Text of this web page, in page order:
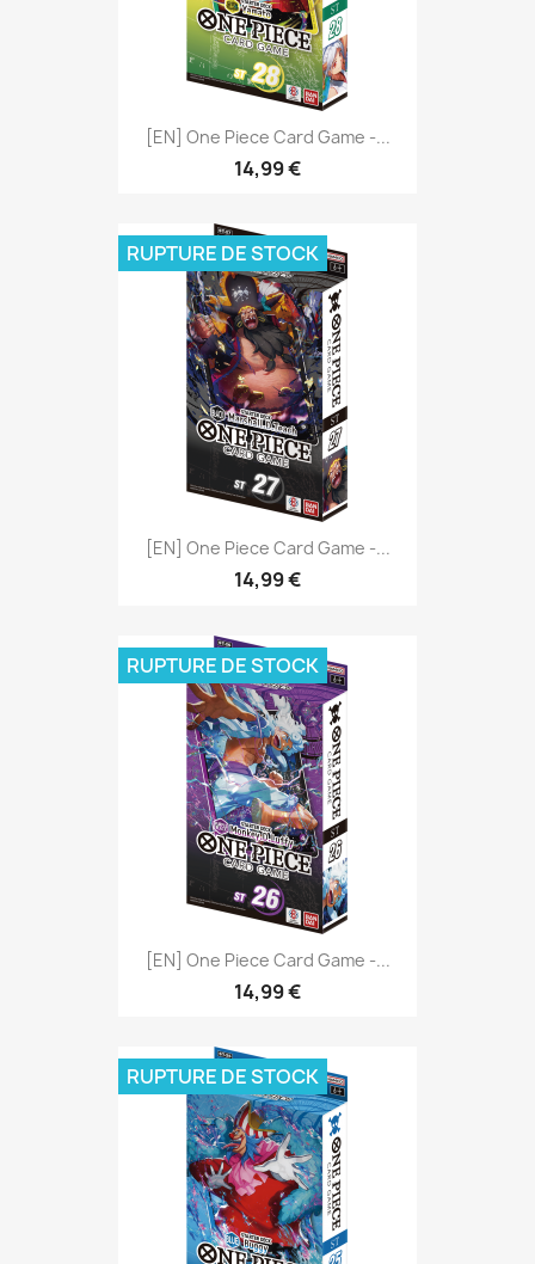
[EN] One Piece Card Game -...
14,99 €
[EN] One Piece Card Game -...
14,99 €
RUPTURE DE STOCK
[EN] One Piece Card Game -...
14,99 €
RUPTURE DE STOCK
RUPTURE DE STOCK